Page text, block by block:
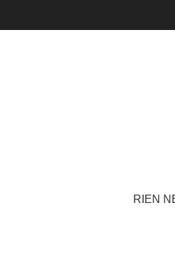
RIEN